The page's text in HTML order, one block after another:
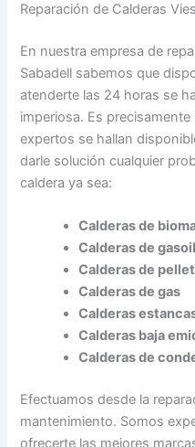
Reparación de Calderas
En nuestra empresa de
Sabadell sabemos que
atenderte las 24 horas se
imperiosa. Es
expertos se hallan
darle solución cualquier
caldera ya sea:
Calderas de
Calderas de gasoil
Calderas de
Calderas de gas
Calderas
Calderas baja
Calderas de
Efectuamos desde la
mantenimiento. Somos
ofrecerte las mejores